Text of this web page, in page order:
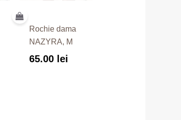
Rochie dama
NAZYRA, M
65.00 lei